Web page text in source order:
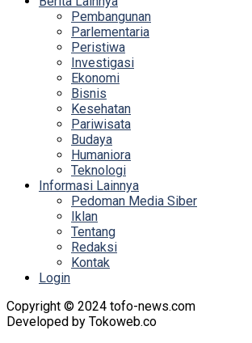
Pembangunan
Parlementaria
Peristiwa
Investigasi
Ekonomi
Bisnis
Kesehatan
Pariwisata
Budaya
Humaniora
Teknologi
Informasi Lainnya
Pedoman Media Siber
Iklan
Tentang
Redaksi
Kontak
Login
Copyright © 2024 tofo-news.com
Developed by Tokoweb.co